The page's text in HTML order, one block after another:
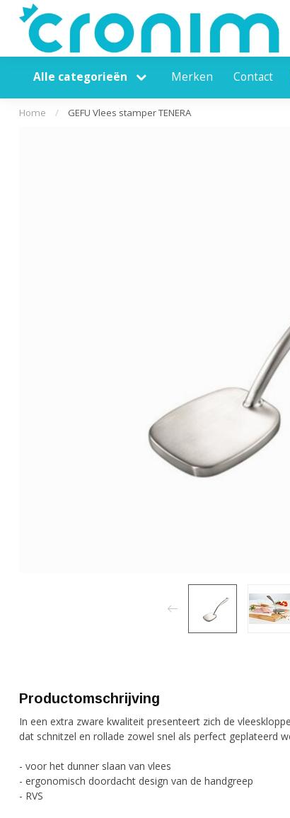
Alle categorieën Merken Contact
Home / GEFU Vlees stamper TENERA
Productomschrijving
In een extra zware kwaliteit presenteert zich de
dat schnitzel en rollade zowel snel als perfect geplateerd
- voor het dunner slaan van vlees
- ergonomisch doordacht design van de handgreep
- RVS